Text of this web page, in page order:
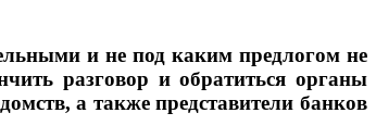
и не под каким предлогом не
разговор и обратиться органы
а также представители банков